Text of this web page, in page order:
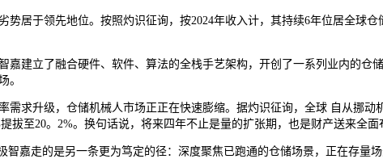
于领先地位。按照灼识征询，按2024年收入计，其持续6年位居全球仓
建立了融合硬件、软件、算法的全栈手艺架构，开创了一系列业内的仓
。
升级，仓储机械人市场正正在快速膨缩。据灼识征询，全球 自从挪动
拔至20。2%。换句话说，将来四年不止是量的扩张期，也是财产送来全面
嘉走的是另一条更为笃定的径：深度聚焦已跑通的仓储场景，正在存量